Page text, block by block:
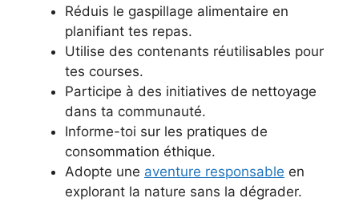
Réduis le gaspillage alimentaire en
planifiant tes repas.
Utilise des contenants réutilisables pour
tes courses.
Participe à des initiatives de nettoyage
dans ta communauté.
Informe-toi sur les pratiques de
consommation éthique.
Adopte une aventure responsable en
explorant la nature sans la dégrader.